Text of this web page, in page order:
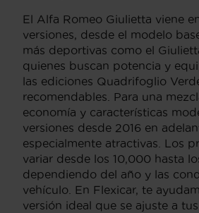
El Alfa Romeo Giulietta viene
versiones, desde el modelo
más deportivas como el
quienes buscan potencia y
las ediciones Quadrifoglio
recomendables. Para una
economía y características
versiones desde 2016 en
especialmente atractivas. Los
variar desde los 10,000 hasta
dependiendo del año y las
vehículo. En Flexicar, te
versión ideal que se ajuste a